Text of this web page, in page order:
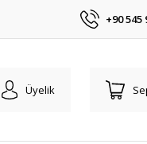
+90 545
Üyelik